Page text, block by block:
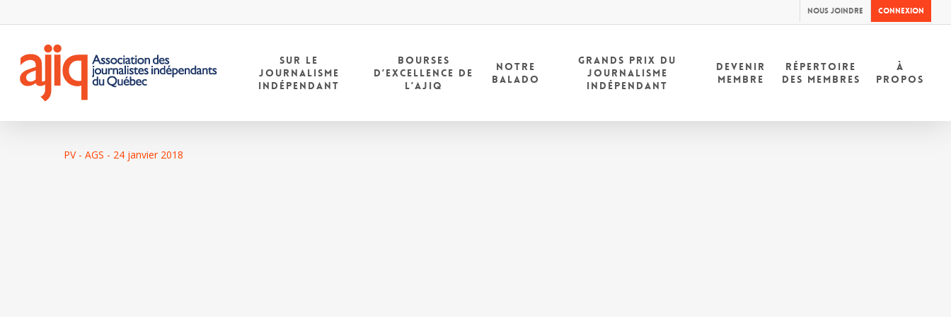
Nous joindre Connexion
SUR LE
JOURNALISME
INDÉPENDANT
BOURSES
D’EXCELLENCE DE
L’AJIQ
NOTRE
BALADO
GRANDS PRIX DU
JOURNALISME
INDÉPENDANT
DEVENIR
MEMBRE
RÉPERTOIRE
DES MEMBRES
À
PROPOS
PV - AGS - 24 janvier 2018